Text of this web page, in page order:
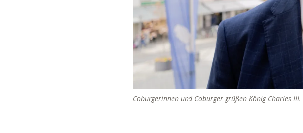
Coburgerinnen und Coburger grüßen König Charles III.